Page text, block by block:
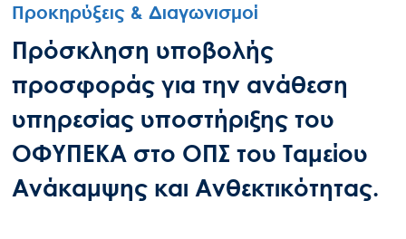
Προκηρύξεις & Διαγωνισμοί
Πρόσκληση υποβολής
προσφοράς για την ανάθεση
υπηρεσίας υποστήριξης του
ΟΦΥΠΕΚΑ στο ΟΠΣ του Ταμείου
Ανάκαμψης και Ανθεκτικότητας.